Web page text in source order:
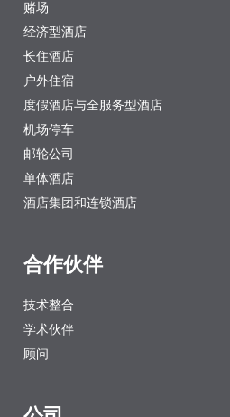
赌场
经济型酒店
长住酒店
户外住宿
度假酒店与全服务型酒店
机场停车
邮轮公司
单体酒店
酒店集团和连锁酒店
合作伙伴
技术整合
学术伙伴
顾问